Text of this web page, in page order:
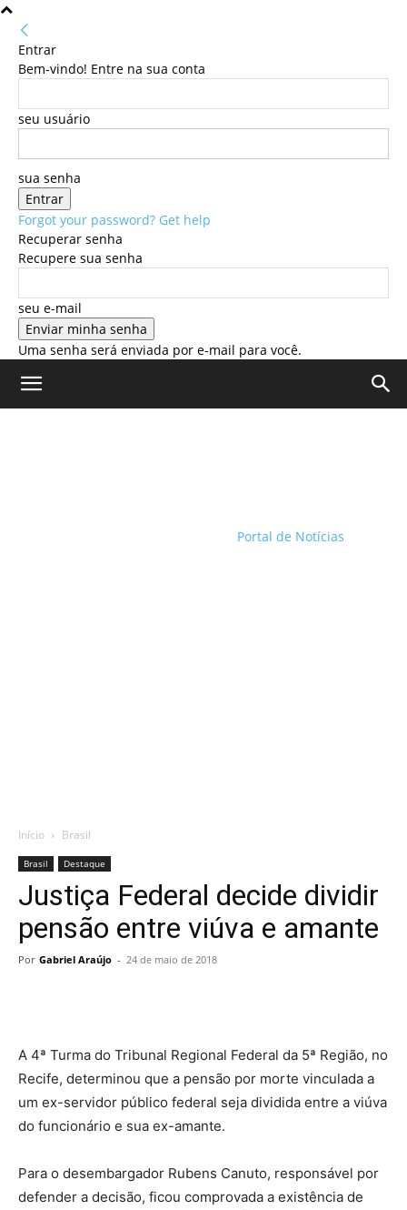
Entrar
Bem-vindo! Entre na sua conta
seu usuário
sua senha
Forgot your password? Get help
Recuperar senha
Recupere sua senha
seu e-mail
Uma senha será enviada por e-mail para você.
Portal de Notícias
Início Brasil
Brasil Destaque
Justiça Federal decide dividir
pensão entre viúva e amante
Por Gabriel Araújo - 24 de maio de 2018
A 4ª Turma do Tribunal Regional Federal da 5ª Região, no
Recife, determinou que a pensão por morte vinculada a
um ex-servidor público federal seja dividida entre a viúva
do funcionário e sua ex-amante.
Para o desembargador Rubens Canuto, responsável por
defender a decisão, ficou comprovada a existência de